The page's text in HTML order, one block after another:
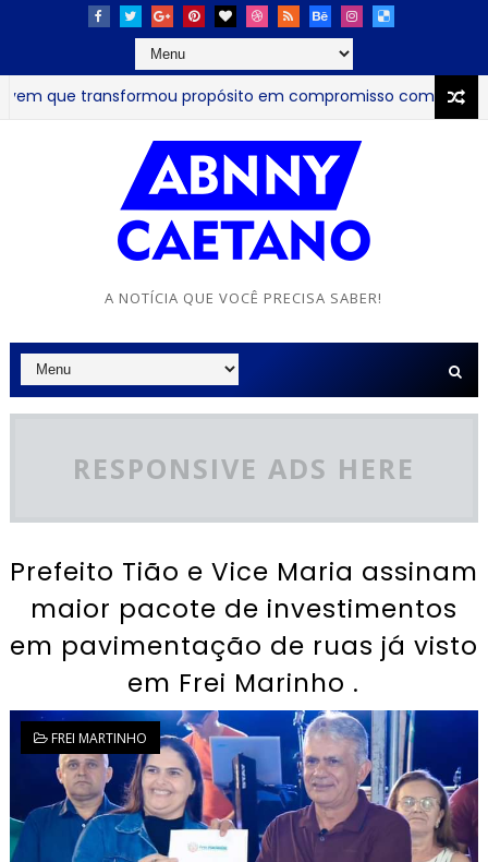
propósito em compromisso com a educação
A NOTÍCIA QUE VOCÊ PRECISA SABER!
RESPONSIVE ADS HERE
Prefeito Tião e Vice Maria assinam
maior pacote de investimentos
em pavimentação de ruas já visto
em Frei Marinho .
FREI MARTINHO